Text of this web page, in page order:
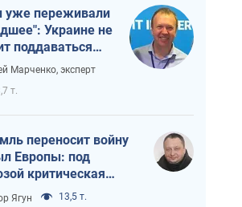
переживали
Украине не
поддаваться
из-за
Марченко, эксперт
т.
переносит войну
Европы: под
критическая
Ягун 13,5 т.